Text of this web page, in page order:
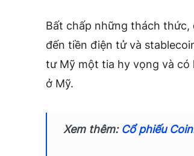
Bất chấp những thách thức,
đến tiền điện tử và
tư Mỹ một tia hy vọng và
ở Mỹ.
Xem thêm: Cổ phiếu